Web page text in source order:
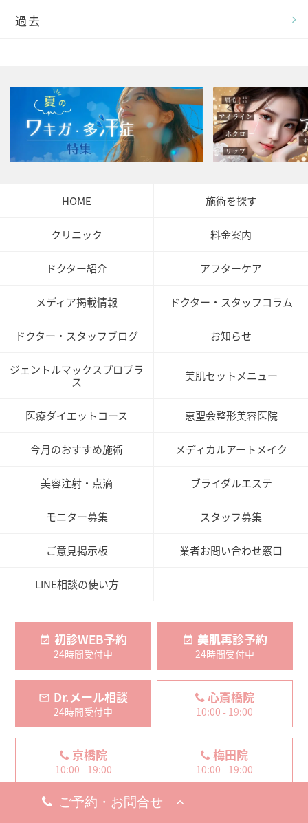
過去
HOME 施術を探す
クリニック 料金案内
ドクター紹介 アフターケア
メディア掲載情報 ドクター・スタッフコラム
ドクター・スタッフブログ お知らせ
ジェントルマックスプロプラ
ス
美肌セットメニュー
医療ダイエットコース 恵聖会整形美容医院
今月のおすすめ施術 メディカルアートメイク
美容注射・点滴 ブライダルエステ
モニター募集 スタッフ募集
ご意見掲示板 業者お問い合わせ窓口
LINE相談の使い方
初診WEB予約
24時間受付中
美肌再診予約
24時間受付中
Dr.メール相談
24時間受付中
心斎橋院
10:00 - 19:00
京橋院
10:00 - 19:00
梅田院
10:00 - 19:00